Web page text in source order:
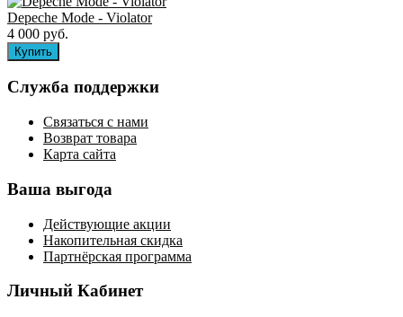
Depeche Mode - Violator
4 000 руб.
Служба поддержки
Связаться с нами
Возврат товара
Карта сайта
Ваша выгода
Действующие акции
Накопительная скидка
Партнёрская программа
Личный Кабинет